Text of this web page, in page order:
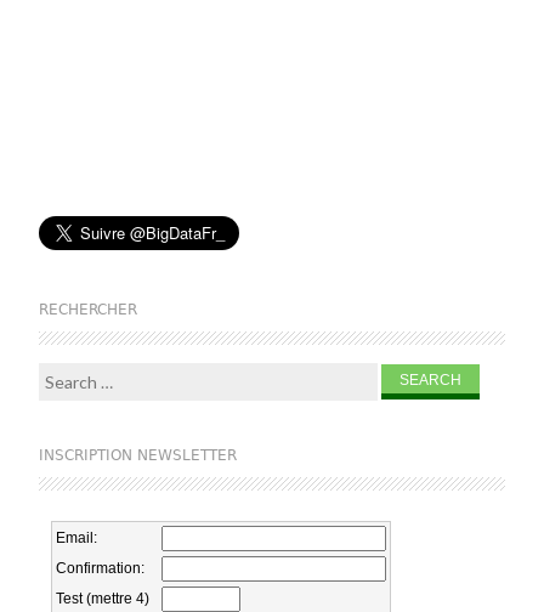
RECHERCHER
Search for:
INSCRIPTION NEWSLETTER